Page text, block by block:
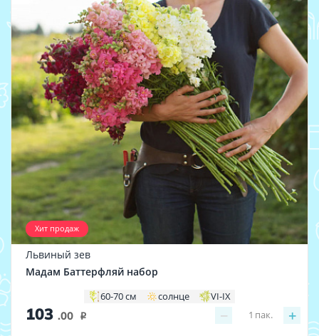
Хит продаж
Львиный зев
Мадам Баттерфляй набор
60-70 см солнце VI-IX
103 .00 i − +
1 пак.